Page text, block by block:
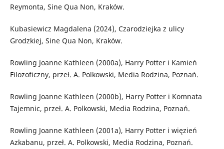
Reymonta, Sine Qua Non, Kraków.
Kubasiewicz Magdalena (2024), Czarodziejka z ulicy
Grodzkiej, Sine Qua Non, Kraków.
Rowling Joanne Kathleen (2000a), Harry Potter i Kamień
Filozoficzny, przeł. A. Polkowski, Media Rodzina, Poznań.
Rowling Joanne Kathleen (2000b), Harry Potter i Komnata
Tajemnic, przeł. A. Polkowski, Media Rodzina, Poznań.
Rowling Joanne Kathleen (2001a), Harry Potter i więzień
Azkabanu, przeł. A. Polkowski, Media Rodzina, Poznań.